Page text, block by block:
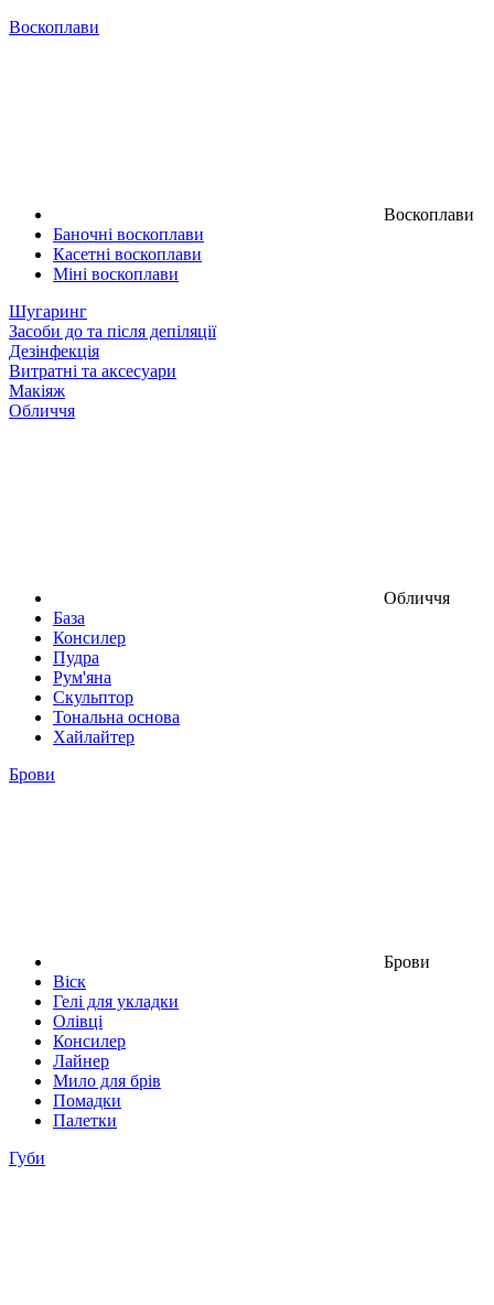
Воскоплави
Воскоплави
Баночні воскоплави
Касетні воскоплави
Міні воскоплави
Шугаринг
Засоби до та після депіляції
Дезінфекція
Витратні та аксесуари
Макіяж
Обличчя
Обличчя
База
Консилер
Пудра
Рум'яна
Скульптор
Тональна основа
Хайлайтер
Брови
Брови
Віск
Гелі для укладки
Олівці
Консилер
Лайнер
Мило для брів
Помадки
Палетки
Губи